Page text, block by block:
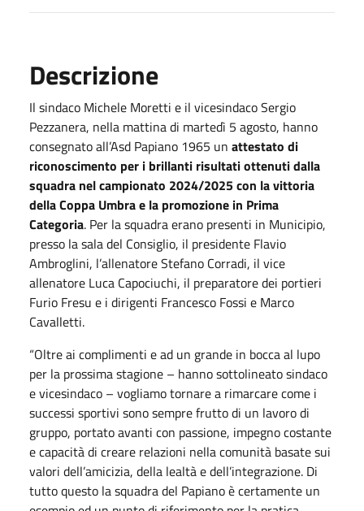
Descrizione
Il sindaco Michele Moretti e il vicesindaco Sergio
Pezzanera, nella mattina di martedì 5 agosto, hanno
consegnato all’Asd Papiano 1965 un attestato di
riconoscimento per i brillanti risultati ottenuti dalla
squadra nel campionato 2024/2025 con la vittoria
della Coppa Umbra e la promozione in Prima
Categoria. Per la squadra erano presenti in Municipio,
presso la sala del Consiglio, il presidente Flavio
Ambroglini, l’allenatore Stefano Corradi, il vice
allenatore Luca Capociuchi, il preparatore dei portieri
Furio Fresu e i dirigenti Francesco Fossi e Marco
Cavalletti.
“Oltre ai complimenti e ad un grande in bocca al lupo
per la prossima stagione – hanno sottolineato sindaco
e vicesindaco – vogliamo tornare a rimarcare come i
successi sportivi sono sempre frutto di un lavoro di
gruppo, portato avanti con passione, impegno costante
e capacità di creare relazioni nella comunità basate sui
valori dell’amicizia, della lealtà e dell’integrazione. Di
tutto questo la squadra del Papiano è certamente un